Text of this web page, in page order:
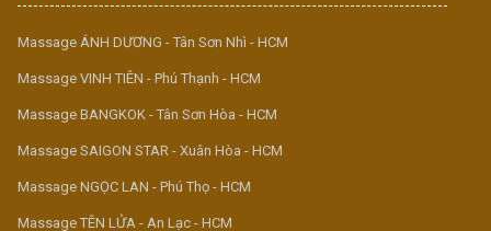
Massage ÁNH DƯƠNG - Tân Sơn Nhì - HCM
Massage VINH TIÊN - Phú Thạnh - HCM
Massage BANGKOK - Tân Sơn Hòa - HCM
Massage SAIGON STAR - Xuân Hòa - HCM
Massage NGỌC LAN - Phú Thọ - HCM
Massage TÊN LỬA - An Lạc - HCM